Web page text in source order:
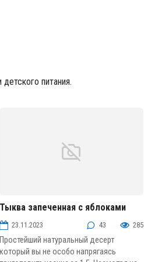
питания.
Тыква запеченная с яблоками
23.11.2023 43 285
Простейший натуральный десерт
который вы не особо напрягаясь